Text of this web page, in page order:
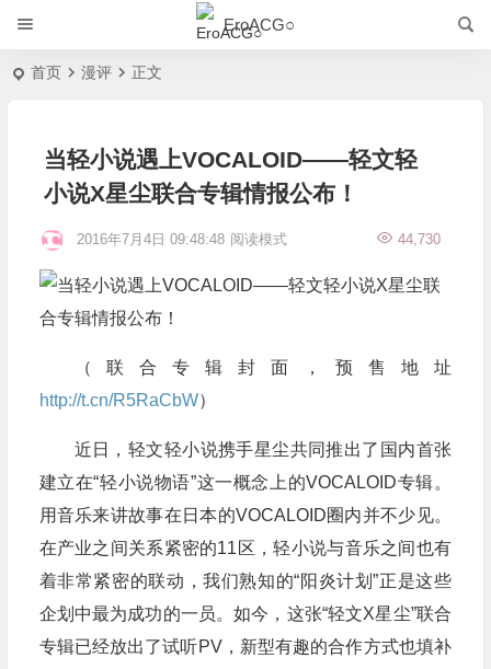
EroACG○
首页 漫评 正文
当轻小说遇上VOCALOID——轻文轻
小说X星尘联合专辑情报公布！
2016年7月4日 09:48:48 44,730
阅读模式
（联合专辑封面，预售地址
http://t.cn/R5RaCbW）
近日，轻文轻小说携手星尘共同推出了国内首张
建立在“轻小说物语”这一概念上的VOCALOID专辑。
用音乐来讲故事在日本的VOCALOID圈内并不少见。
在产业之间关系紧密的11区，轻小说与音乐之间也有
着非常紧密的联动，我们熟知的“阳炎计划”正是这些
企划中最为成功的一员。如今，这张“轻文X星尘”联合
专辑已经放出了试听PV，新型有趣的合作方式也填补